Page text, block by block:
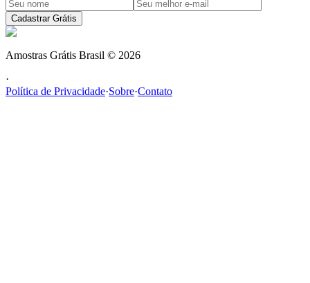
Cadastrar Grátis
Amostras Grátis Brasil © 2026
·
Política de Privacidade·Sobre·Contato